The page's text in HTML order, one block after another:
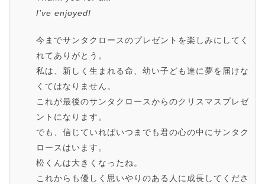
I’ve enjoyed!
今までサンタクロースのプレゼントを楽しみにしてく
れてありがとう。
私は、新しく生まれる命、幼い子ども達に夢を届けな
くてはなりません。
これが最後のサンタクロースからのクリスマスプレゼ
ントになります。
でも、信じていればいつまでも君の心の中にサンタク
ロースはいます。
松くんは大きくなったね。
これからも優しく思いやりのある人に成長してくださ